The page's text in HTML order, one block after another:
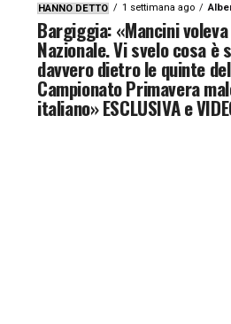
HANNO DETTO 1 settimana ago
Bargiggia: «Mancini
Nazionale. Vi svelo cosa è
davvero dietro le quinte
Campionato Primavera
italiano» ESCLUSIVA e